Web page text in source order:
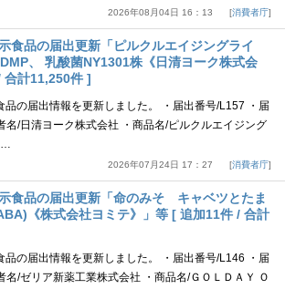
2026年08月04日 16：13 消費者庁
食品の届出更新「ピルクルエイジングライ
、 乳酸菌NY1301株《日清ヨーク株式会
合計11,250件 ]
品の届出情報を更新しました。 ・届出番号/L157 ・届
名/日清ヨーク株式会社 ・商品名/ピルクルエイジング
2026年07月24日 17：27 消費者庁
食品の届出更新「命のみそ キャベツとたま
《株式会社ヨミテ》」等 [ 追加11件 / 合計
品の届出情報を更新しました。 ・届出番号/L146 ・届
名/ゼリア新薬工業株式会社 ・商品名/ＧＯＬＤＡＹ Ｏ